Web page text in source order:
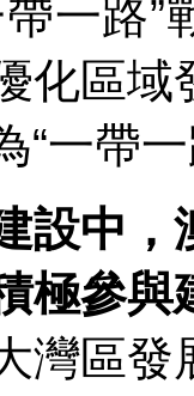
一路
化區
“一帶
設中
極參
灣區